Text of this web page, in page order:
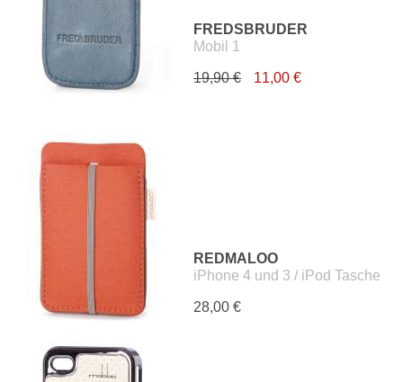
FREDSBRUDER
Mobil 1
19,90 € 11,00 €
REDMALOO
iPhone 4 und 3 / iPod Tasche
28,00 €